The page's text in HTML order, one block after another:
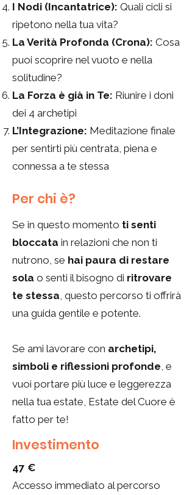
I Nodi (Incantatrice): Quali cicli si
ripetono nella tua vita?
La Verità Profonda (Crona): Cosa
puoi scoprire nel vuoto e nella
solitudine?
La Forza è già in Te: Riunire i doni
dei 4 archetipi
L’Integrazione: Meditazione finale
per sentirti più centrata, piena e
connessa a te stessa
Per chi è?
Se in questo momento ti senti
bloccata in relazioni che non ti
nutrono, se hai paura di restare
sola o senti il bisogno di ritrovare
te stessa, questo percorso ti offrirà
una guida gentile e potente.
Se ami lavorare con archetipi,
simboli e riflessioni profonde, e
vuoi portare più luce e leggerezza
nella tua estate, Estate del Cuore è
fatto per te!
Investimento
47 €
Accesso immediato al percorso